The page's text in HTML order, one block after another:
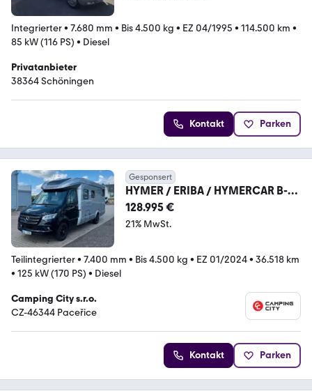
Integrierter• 7.680 mm • Bis 4.500 kg • EZ 04/1995 • 114.500 km •
85 kW (116 PS) • Diesel
Privatanbieter
38364 Schöningen
Kontakt Parken
Gesponsert
HYMER / ERIBA / HYMERCAR B-
ModernComfort T 680
128.995 €
21% MwSt.
Teilintegrierter• 7.400 mm • Bis 4.500 kg • EZ 01/2024• 36.518 km
• 125 kW (170 PS) • Diesel
Camping City s.r.o.
CZ-46344 Paceřice
Kontakt Parken